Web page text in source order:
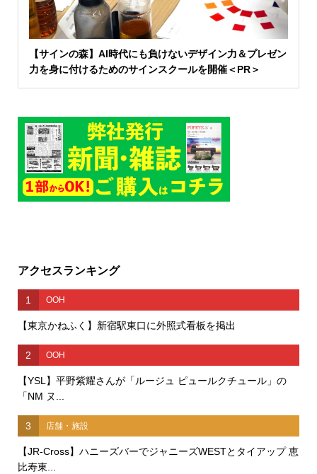
【サインの森】AI時代にも負けないデザイン力＆プレゼン
力を身に付けるためのサインスクールを開催＜PR＞
アクセスランキング
1 OOH
【東京かねふく】新宿駅東口に外照式看板を掲出
2 OOH
【YSL】平野紫耀さんが「ルージュ ピュールクチュール」の
「NM ヌ...
3 店舗・施設
【JR-Cross】ハニーズバーでジャニーズWESTとタイアップ 恵
比寿東...